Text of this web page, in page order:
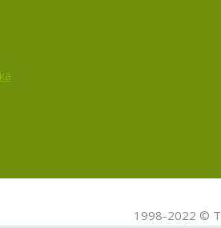
1998-2022 ©